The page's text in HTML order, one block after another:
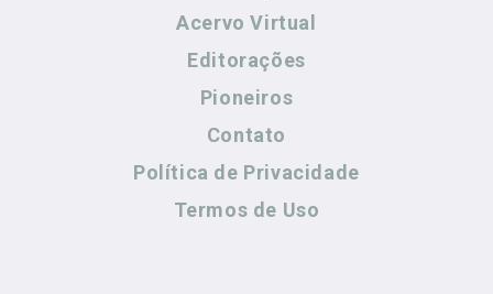
Acervo Virtual
Editorações
Pioneiros
Contato
Política de Privacidade
Termos de Uso